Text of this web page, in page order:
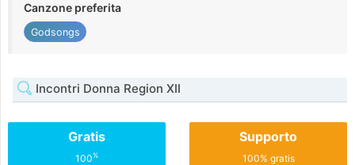
Canzone preferita
Godsongs
Incontri Donna Region XII
Gratis
100%
Supporto
100% gratis